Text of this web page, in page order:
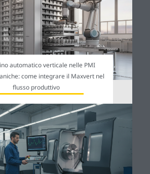
automatico verticale nelle PMI
come integrare il Maxvert nel
flusso produttivo